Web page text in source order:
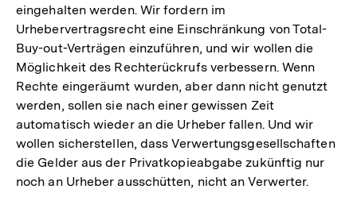
eingehalten werden. Wir fordern im
Urhebervertragsrecht eine Einschränkung von Total-
Buy-out-Verträgen einzuführen, und wir wollen die
Möglichkeit des Rechterückrufs verbessern. Wenn
Rechte eingeräumt wurden, aber dann nicht genutzt
werden, sollen sie nach einer gewissen Zeit
automatisch wieder an die Urheber fallen. Und wir
wollen sicherstellen, dass Verwertungsgesellschaften
die Gelder aus der Privatkopieabgabe zukünftig nur
noch an Urheber ausschütten, nicht an Verwerter.